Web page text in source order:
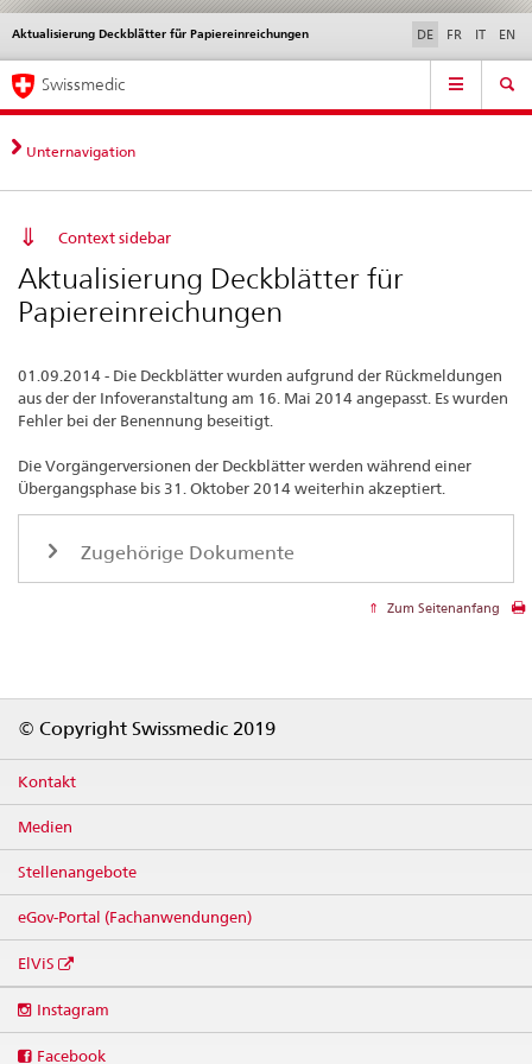
Direktnavigation
News,
Rechtsgrundlagen,
Kontakt
News & Updates Kontakt | Support & Hilfe
Aktualisierung Deckblätter für Papiereinreichungen
Sprachwahl DE FR IT EN
Service
Hauptnavigation
Swissmedic
Unternavigation
Context sidebar
Aktualisierung Deckblätter für
Papiereinreichungen
01.09.2014 - Die Deckblätter wurden aufgrund der Rückmeldungen
aus der der Infoveranstaltung am 16. Mai 2014 angepasst. Es wurden
Fehler bei der Benennung beseitigt.
Die Vorgängerversionen der Deckblätter werden während einer
Übergangsphase bis 31. Oktober 2014 weiterhin akzeptiert.
Zugehörige Dokumente
Zum Seitenanfang
© Copyright Swissmedic 2019
Kontakt
Medien
Stellenangebote
eGov-Portal (Fachanwendungen)
ElViS
media
Instagram
Facebook